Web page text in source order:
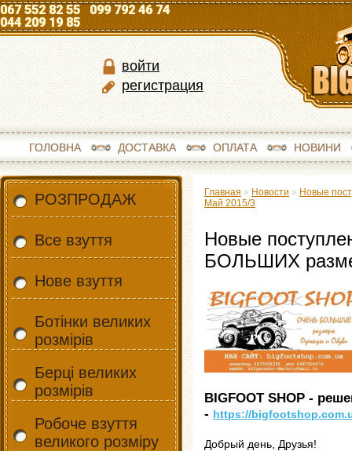
067 552 82 55 099 792 46 74
044 209 19 85
войти
регистрация
ГОЛОВНА ДОСТАВКА ОПЛАТА НОВИНИ
РОЗПРОДАЖ
Все взуття
Нове взуття
Ботінки великих
розмірів
Берці великих
розмірів
Робоче взуття
великого розміру
Главная » Новости » Новые
Май 2015/3
Новые
БОЛЬШИХ
BIGFOOT SHOP -
- https://
Добрый день, Друзья!